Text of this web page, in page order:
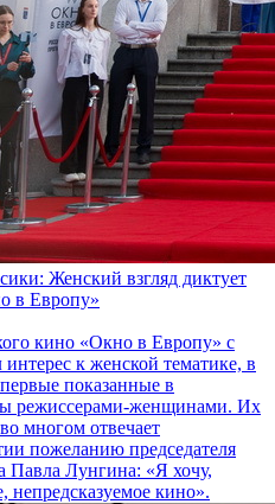
Женский взгляд диктует
в Европу»
кино «Окно в Европу» с
интерес к женской тематике, в
показанные в
режиссерами-женщинами. Их
многом отвечает
пожеланию председателя
Павла Лунгина: «Я хочу,
кино».